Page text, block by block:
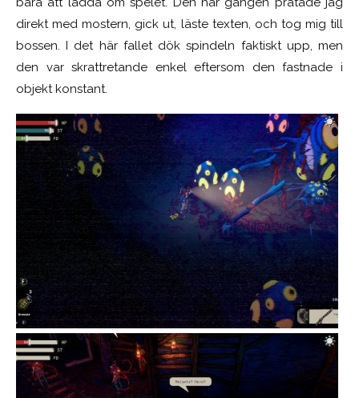
direkt med mostern, gick ut, läste texten, och tog mig till
bossen. I det här fallet dök spindeln faktiskt upp, men
den var skrattretande enkel eftersom den fastnade i
objekt konstant.